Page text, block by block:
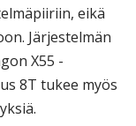
eikä
Järjestelmän
X55 -
8T tukee myös